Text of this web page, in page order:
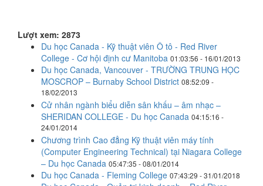
Lượt xem: 2873
Du học Canada - Kỹ thuật viên Ô tô - Red River
College - Cơ hội định cư Manitoba 01:03:56 - 16/01/2013
Du học Canada, Vancouver - TRƯỜNG TRUNG HỌC
MOSCROP – Burnaby School District 08:52:09 -
18/02/2013
Cử nhân ngành biểu diễn sân khấu – âm nhạc –
SHERIDAN COLLEGE - Du học Canada 04:15:16 -
24/01/2014
Chương trình Cao đẳng Kỹ thuật viên máy tính
(Computer Engineering Technical) tại Niagara College
– Du học Canada 05:47:35 - 08/01/2014
Du học Canada - Fleming College 07:43:29 - 31/01/2018